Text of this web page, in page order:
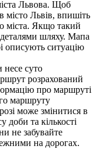
Львова. Щоб
місто Львів, впишіть
міста. Якщо такий
шляху. Мапа
описують ситуацію
несе суто
розрахований
про маршруті
маршруту
може змінитися в
доби та кількості
не забувайте
на дорогах.